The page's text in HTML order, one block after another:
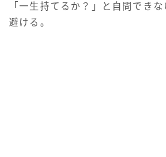
「一生持てるか？」と自問でき
避ける。